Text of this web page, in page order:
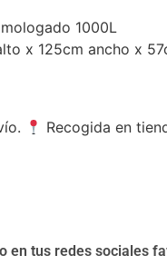
1000L
x 125cm ancho x
Recogida en
en tus redes sociales